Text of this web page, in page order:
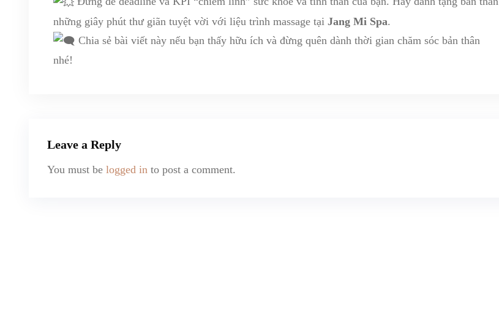
những giây phút thư giãn tuyệt vời với liệu trình massage tại Jang Mi Spa.
Chia sẻ bài viết này nếu bạn thấy hữu ích và đừng quên dành thời gian chăm sóc bản thân
nhé!
Leave a Reply
You must be logged in to post a comment.